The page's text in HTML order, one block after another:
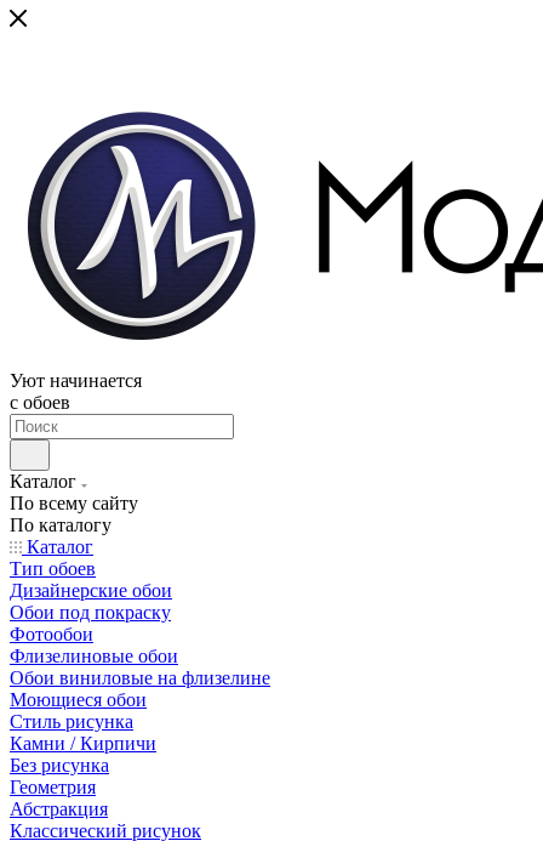
Уют начинается
c обоев
Каталог
По всему сайту
По каталогу
Каталог
Тип обоев
Дизайнерские обои
Обои под покраску
Фотообои
Флизелиновые обои
Обои виниловые на флизелине
Моющиеся обои
Стиль рисунка
Камни / Кирпичи
Без рисунка
Геометрия
Абстракция
Классический рисунок